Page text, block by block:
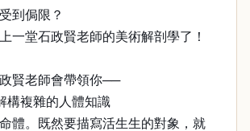
到侷限？
一堂石政賢老師的美術解剖學了！
賢老師會帶領你──
構複雜的人體知識
體。既然要描寫活生生的對象，就